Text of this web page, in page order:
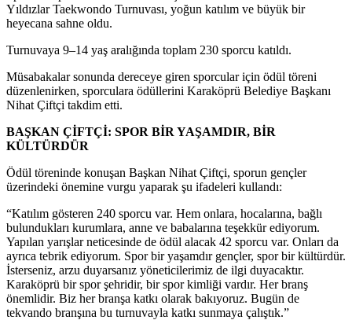
Yıldızlar Taekwondo Turnuvası, yoğun katılım ve büyük bir
heyecana sahne oldu.
Turnuvaya 9–14 yaş aralığında toplam 230 sporcu katıldı.
Müsabakalar sonunda dereceye giren sporcular için ödül töreni
düzenlenirken, sporculara ödüllerini Karaköprü Belediye Başkanı
Nihat Çiftçi takdim etti.
BAŞKAN ÇİFTÇİ: SPOR BİR YAŞAMDIR, BİR
KÜLTÜRDÜR
Ödül töreninde konuşan Başkan Nihat Çiftçi, sporun gençler
üzerindeki önemine vurgu yaparak şu ifadeleri kullandı:
“Katılım gösteren 240 sporcu var. Hem onlara, hocalarına, bağlı
bulundukları kurumlara, anne ve babalarına teşekkür ediyorum.
Yapılan yarışlar neticesinde de ödül alacak 42 sporcu var. Onları da
ayrıca tebrik ediyorum. Spor bir yaşamdır gençler, spor bir kültürdür.
İsterseniz, arzu duyarsanız yöneticilerimiz de ilgi duyacaktır.
Karaköprü bir spor şehridir, bir spor kimliği vardır. Her branş
önemlidir. Biz her branşa katkı olarak bakıyoruz. Bugün de
tekvando branşına bu turnuvayla katkı sunmaya çalıştık.”